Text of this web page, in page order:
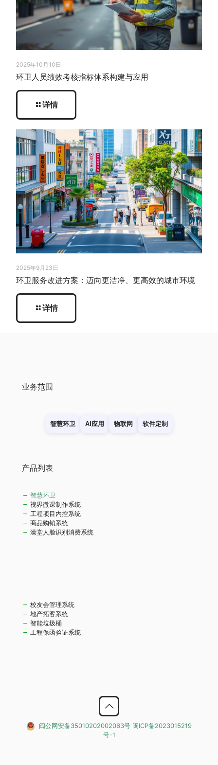
2025年10月10日
环卫人员绩效考核指标体系构建与应用
详情
2025年9月23日
环卫服务改进方案：迈向更洁净、更高效的城市环境
详情
业务范围
智慧环卫 AI应用 物联网 软件定制
产品列表
智慧环卫
视界微课制作系统
工程项目内控系统
商品购销系统
澡堂人脸识别消费系统
校友会管理系统
地产拓客系统
智能垃圾桶
工程保函验证系统
闽公网安备35010202002063号 闽ICP备2023015219
号-1